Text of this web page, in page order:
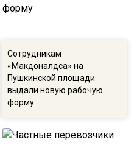
Сотрудникам
«Макдоналдса» на
Пушкинской площади
выдали новую рабочую
форму